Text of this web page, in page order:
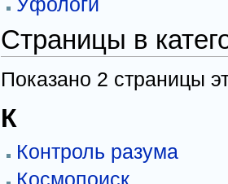
Страницы в
Показано 2 страницы
К
Контроль разума
Космопоиск